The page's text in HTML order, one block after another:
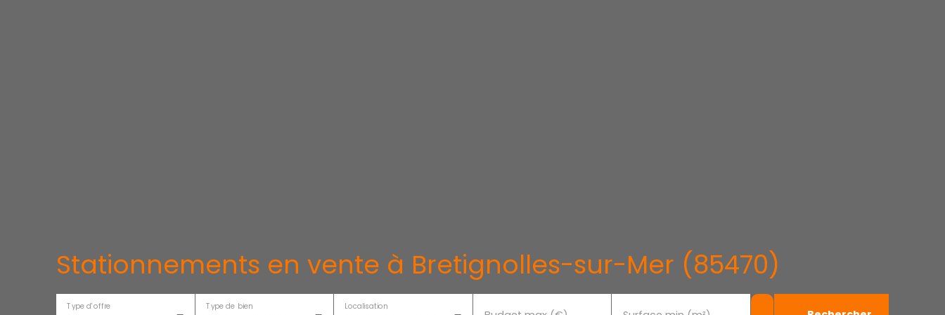
Stationnements en vente à Bretignolles-sur-Mer (85470)
Type d'offre Type de bien Localisation